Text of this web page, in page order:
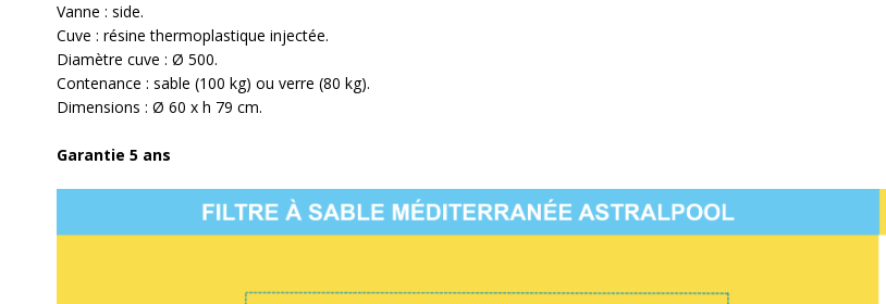
Vanne : side.
Cuve : résine thermoplastique injectée.
Diamètre cuve : Ø 500.
Contenance : sable (100 kg) ou verre (80 kg).
Dimensions : Ø 60 x h 79 cm.
Garantie 5 ans